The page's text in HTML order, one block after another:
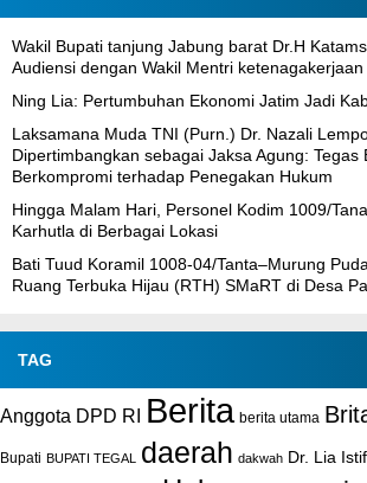
Wakil Bupati tanjung Jabung barat Dr.H
Audiensi dengan Wakil Mentri ketenagakerjaan
Ning Lia: Pertumbuhan Ekonomi Jatim Jadi
Laksamana Muda TNI (Purn.) Dr. Nazali
Dipertimbangkan sebagai Jaksa Agung: Tegas
Berkompromi terhadap Penegakan Hukum
Hingga Malam Hari, Personel Kodim 1009/
Karhutla di Berbagai Lokasi
Bati Tuud Koramil 1008-04/Tanta–Murung
Ruang Terbuka Hijau (RTH) SMaRT di Desa
TAG
Anggota DPD RI Berita berita utama
Bupati BUPATI TEGAL daerah dakwah Dr. Lia